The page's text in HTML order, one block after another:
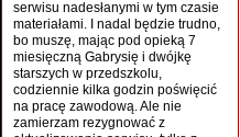
serwisu nadesłanymi w tym czasie
materiałami. I nadal będzie trudno,
bo muszę, mając pod opieką 7
miesięczną Gabrysię i dwójkę
starszych w przedszkolu,
codziennie kilka godzin poświęcić
na pracę zawodową. Ale nie
zamierzam rezygnować z